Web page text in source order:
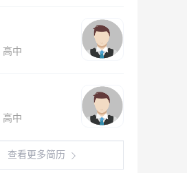
高中
高中
查看更多简历